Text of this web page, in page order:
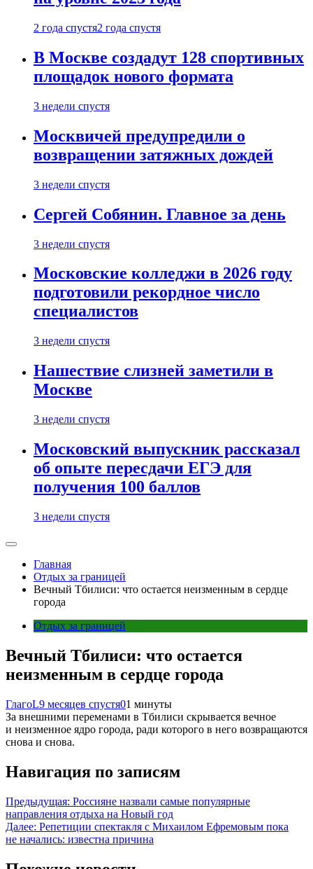
2 года спустя2 года спустя
В Москве создадут 128 спортивных
площадок нового формата
3 недели спустя
Москвичей предупредили о
возвращении затяжных дождей
3 недели спустя
Сергей Собянин. Главное за день
3 недели спустя
Московские колледжи в 2026 году
подготовили рекордное число
специалистов
3 недели спустя
Нашествие слизней заметили в
Москве
3 недели спустя
Московский выпускник рассказал
об опыте пересдачи ЕГЭ для
получения 100 баллов
3 недели спустя
Главная
Отдых за границей
Вечный Тбилиси: что остается неизменным в сердце
города
Отдых за границей
Вечный Тбилиси: что остается
неизменным в сердце города
ГлагоL9 месяцев спустя01 минуты
За внешними переменами в Тбилиси скрывается вечное
и неизменное ядро города, ради которого в него возвращаются
снова и снова.
Навигация по записям
Предыдущая: Россияне назвали самые популярные
направления отдыха на Новый год
Далее: Репетиции спектакля с Михаилом Ефремовым пока
не начались: известна причина